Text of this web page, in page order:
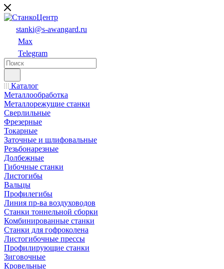
stanki@s-awangard.ru
Max
Telegram
Каталог
Металлообработка
Металлорежущие станки
Сверлильные
Фрезерные
Токарные
Заточные и шлифовальные
Резьбонарезные
Долбежные
Гибочные станки
Листогибы
Вальцы
Профилегибы
Линия пр-ва воздуховодов
Станки тоннельной сборки
Комбинированные станки
Станки для гофроколена
Листогибочные прессы
Профилирующие станки
Зиговочные
Кровельные